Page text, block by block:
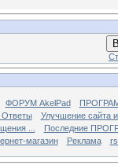
ФОРУМ AkelPad
Ответы
Улучшение сайта
...
Последние
магазин
Реклама